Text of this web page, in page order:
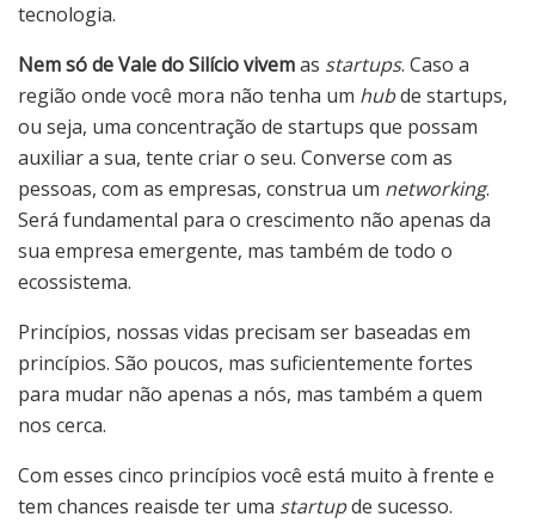
tecnologia.
Nem só de Vale do Silício vivemas startups. Caso a
região onde você mora não tenha um hubde startups,
ou seja, uma concentração de startups que possam
auxiliar a sua, tente criar o seu. Converse com as
pessoas, com as empresas, construa um networking.
Será fundamental para o crescimento não apenas da
sua empresa emergente, mas também de todo o
ecossistema.
Princípios, nossas vidas precisam ser baseadas em
princípios. São poucos, mas suficientemente fortes
para mudar não apenas a nós, mas também a quem
nos cerca.
Com esses cinco princípios você está muito à frente e
tem chances reaisde ter uma startupde sucesso.